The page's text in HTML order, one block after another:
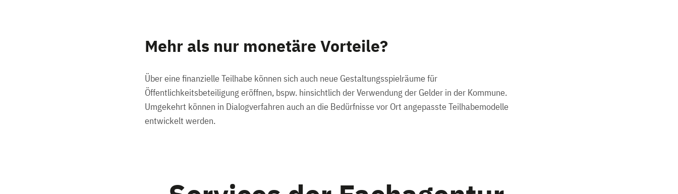
Mehr als nur monetäre Vorteile?
Über eine finanzielle Teilhabe können sich auch neue Gestaltungsspielräume für
Öffentlichkeitsbeteiligung eröffnen, bspw. hinsichtlich der Verwendung der Gelder in der Kommune.
Umgekehrt können in Dialogverfahren auch an die Bedürfnisse vor Ort angepasste Teilhabemodelle
entwickelt werden.